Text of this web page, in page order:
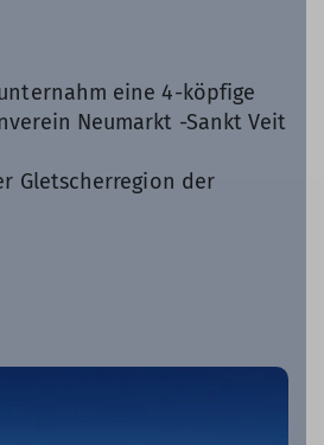
eine 4-köpfige
Neumarkt -Sankt Veit
Gletscherregion der